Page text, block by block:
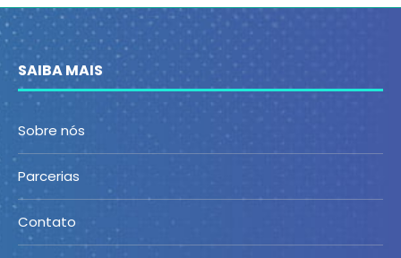
SAIBA MAIS
Sobre nós
Parcerias
Contato